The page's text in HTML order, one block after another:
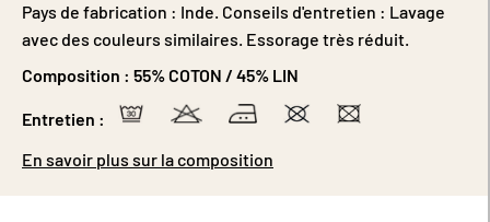
Pays de fabrication : Inde. Conseils d'entretien : Lavage
avec des couleurs similaires. Essorage très réduit.
Composition : 55% COTON / 45% LIN
Entretien :
En savoir plus sur la composition